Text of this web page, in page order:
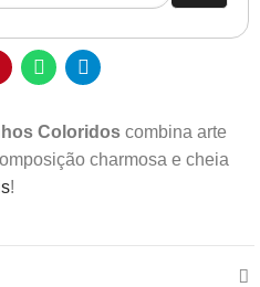
Coloridos combina arte
charmosa e cheia
!